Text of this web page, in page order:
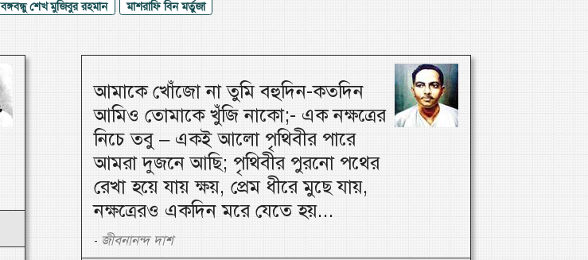
বঙ্গবন্ধু শেখ মুজিবুর রহমান মাশরাফি বিন মর্তুজা
আমাকে খোঁজো না তুমি বহুদিন-কতদিন
আমিও তোমাকে খুঁজি নাকো;- এক নক্ষত্রের
নিচে তবু – একই আলো পৃথিবীর পারে
আমরা দুজনে আছি; পৃথিবীর পুরনো পথের
রেখা হয়ে যায় ক্ষয়, প্রেম ধীরে মুছে যায়,
নক্ষত্রেরও একদিন মরে যেতে হয়...
- জীবনানন্দ দাশ